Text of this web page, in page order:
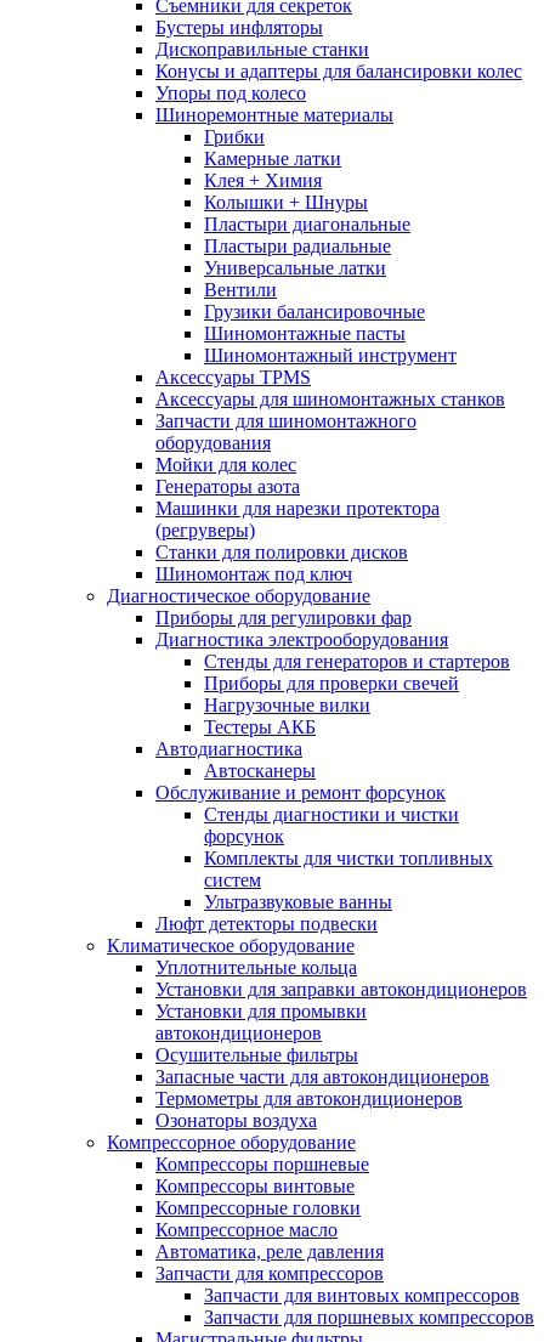
Съемники для секреток
Бустеры инфляторы
Дископравильные станки
Конусы и адаптеры для балансировки колес
Упоры под колесо
Шиноремонтные материалы
Грибки
Камерные латки
Клея + Химия
Колышки + Шнуры
Пластыри диагональные
Пластыри радиальные
Универсальные латки
Вентили
Грузики балансировочные
Шиномонтажные пасты
Шиномонтажный инструмент
Аксессуары TPMS
Аксессуары для шиномонтажных станков
Запчасти для шиномонтажного
оборудования
Мойки для колес
Генераторы азота
Машинки для нарезки протектора
(регруверы)
Станки для полировки дисков
Шиномонтаж под ключ
Диагностическое оборудование
Приборы для регулировки фар
Диагностика электрооборудования
Стенды для генераторов и стартеров
Приборы для проверки свечей
Нагрузочные вилки
Тестеры АКБ
Автодиагностика
Автосканеры
Обслуживание и ремонт форсунок
Стенды диагностики и чистки
форсунок
Комплекты для чистки топливных
систем
Ультразвуковые ванны
Люфт детекторы подвески
Климатическое оборудование
Уплотнительные кольца
Установки для заправки автокондиционеров
Установки для промывки
автокондиционеров
Осушительные фильтры
Запасные части для автокондиционеров
Термометры для автокондиционеров
Озонаторы воздуха
Компрессорное оборудование
Компрессоры поршневые
Компрессоры винтовые
Компрессорные головки
Компрессорное масло
Автоматика, реле давления
Запчасти для компрессоров
Запчасти для винтовых компрессоров
Запчасти для поршневых компрессоров